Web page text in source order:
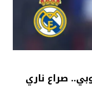
صراع ناري